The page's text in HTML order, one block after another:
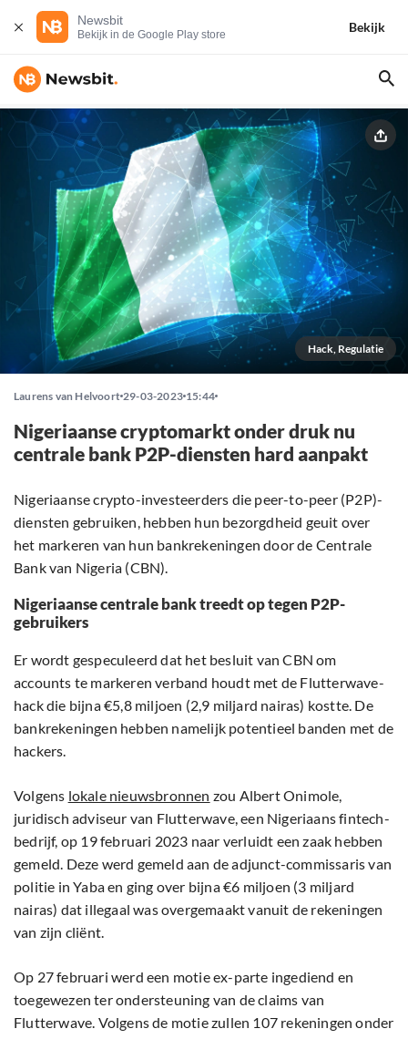
Newsbit
Bekijk in de Google Play store
Bekijk
Hack, Regulatie
Laurens van Helvoort 29-03-2023 15:44
Nigeriaanse cryptomarkt onder druk nu
centrale bank P2P-diensten hard aanpakt
Nigeriaanse crypto-investeerders die peer-to-peer (P2P)-
diensten gebruiken, hebben hun bezorgdheid geuit over
het markeren van hun bankrekeningen door de Centrale
Bank van Nigeria (CBN).
Nigeriaanse centrale bank treedt op tegen P2P-
gebruikers
Er wordt gespeculeerd dat het besluit van CBN om
accounts te markeren verband houdt met de Flutterwave-
hack die bijna €5,8 miljoen (2,9 miljard nairas) kostte. De
bankrekeningen hebben namelijk potentieel banden met de
hackers.
Volgens lokale nieuwsbronnen zou Albert Onimole,
juridisch adviseur van Flutterwave, een Nigeriaans fintech-
bedrijf, op 19 februari 2023 naar verluidt een zaak hebben
gemeld. Deze werd gemeld aan de adjunct-commissaris van
politie in Yaba en ging over bijna €6 miljoen (3 miljard
nairas) dat illegaal was overgemaakt vanuit de rekeningen
van zijn cliënt.
Op 27 februari werd een motie ex-parte ingediend en
toegewezen ter ondersteuning van de claims van
Flutterwave. Volgens de motie zullen 107 rekeningen onder